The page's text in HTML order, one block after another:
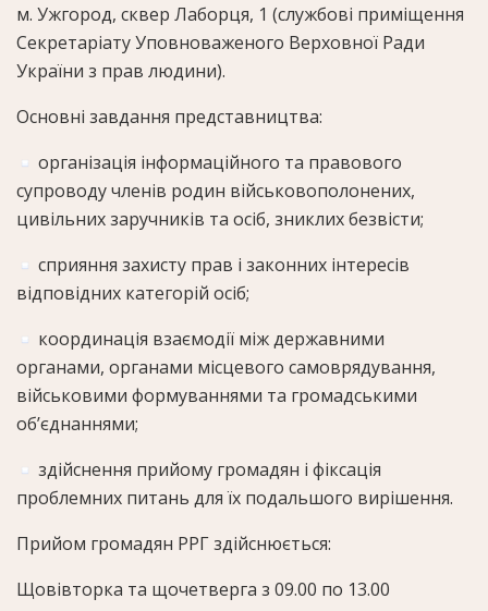
м. Ужгород, сквер Лаборця, 1 (службові приміщення
Секретаріату Уповноваженого Верховної Ради
України з прав людини).
Основні завдання представництва:
організація інформаційного та правового
супроводу членів родин військовополонених,
цивільних заручників та осіб, зниклих безвісти;
сприяння захисту прав і законних інтересів
відповідних категорій осіб;
координація взаємодії між державними
органами, органами місцевого самоврядування,
військовими формуваннями та громадськими
об’єднаннями;
здійснення прийому громадян і фіксація
проблемних питань для їх подальшого вирішення.
Прийом громадян РРГ здійснюється:
Щовівторка та щочетверга з 09.00 по 13.00